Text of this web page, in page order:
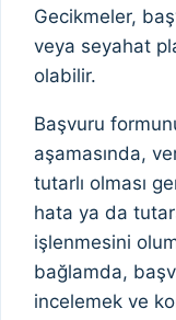
Gecikmeler,
veya seyahat
olabilir.
Başvuru
aşamasında,
tutarlı olması
hata ya da
işlenmesini
bağlamda,
incelemek ve